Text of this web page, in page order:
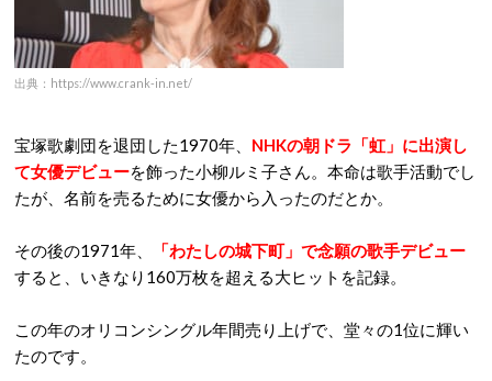
出典：https://www.crank-in.net/
宝塚歌劇団を退団した1970年、 NHKの朝ドラ「虹」に出演し
て女優デビューを飾った小柳ルミ子さん。本命は歌手活動でし
たが、名前を売るために女優から入ったのだとか。
その後の1971年、
「わたしの城下町」で念願の歌手デビュー
すると、いきなり160万枚を超える大ヒットを記録。
この年のオリコンシングル年間売り上げで、堂々の1位に輝い
たのです。